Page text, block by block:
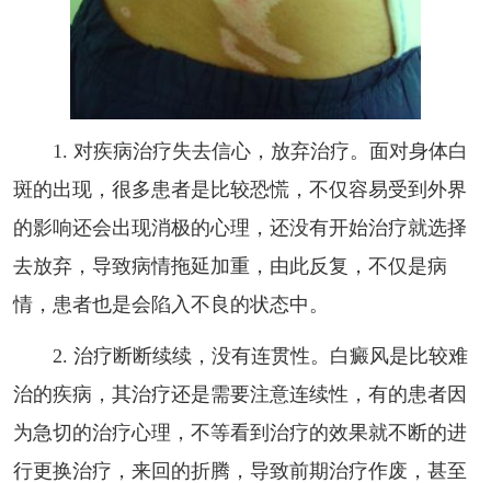
1. 对疾病治疗失去信心，放弃治疗。面对身体白
斑的出现，很多患者是比较恐慌，不仅容易受到外界
的影响还会出现消极的心理，还没有开始治疗就选择
去放弃，导致病情拖延加重，由此反复，不仅是病
情，患者也是会陷入不良的状态中。
2. 治疗断断续续，没有连贯性。白癜风是比较难
治的疾病，其治疗还是需要注意连续性，有的患者因
为急切的治疗心理，不等看到治疗的效果就不断的进
行更换治疗，来回的折腾，导致前期治疗作废，甚至